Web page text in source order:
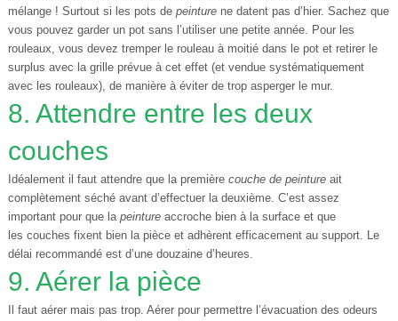
mélange ! Surtout si les pots de peinture ne datent pas d’hier. Sachez que
vous pouvez garder un pot sans l’utiliser une petite année. Pour les
rouleaux, vous devez tremper le rouleau à moitié dans le pot et retirer le
surplus avec la grille prévue à cet effet (et vendue systématiquement
avec les rouleaux), de manière à éviter de trop asperger le mur.
8. Attendre entre les deux
couches
Idéalement il faut attendre que la première couche de peinture ait
complètement séché avant d’effectuer la deuxième. C’est assez
important pour que la peinture accroche bien à la surface et que
les couches fixent bien la pièce et adhèrent efficacement au support. Le
délai recommandé est d’une douzaine d’heures.
9. Aérer la pièce
Il faut aérer mais pas trop. Aérer pour permettre l’évacuation des odeurs